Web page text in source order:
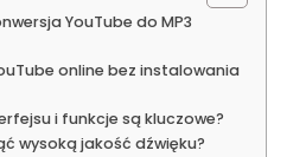
YouTube do MP3
online bez instalowania
i funkcje są kluczowe?
wysoką jakość dźwięku?